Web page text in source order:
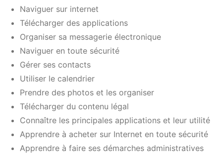
Naviguer sur internet
Télécharger des applications
Organiser sa messagerie électronique
Naviguer en toute sécurité
Gérer ses contacts
Utiliser le calendrier
Prendre des photos et les organiser
Télécharger du contenu légal
Connaître les principales applications et leur utilité
Apprendre à acheter sur Internet en toute sécurité
Apprendre à faire ses démarches administratives